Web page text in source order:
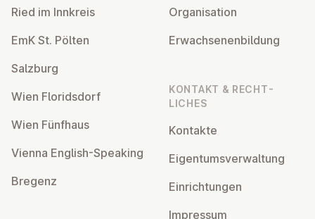
Ried im Innkreis
EmK St. Pölten
Salzburg
Wien Flor­idsdorf
Wien Fünfhaus
Vienna English-Speaking
Bregenz
Or­gan­isa­tion
Er­wach­sen­en­bildung
KONTAKT & RECHT­
LICHES
Kontakte
Ei­gentums­ver­wal­tung
Ein­rich­tun­gen
Impressum